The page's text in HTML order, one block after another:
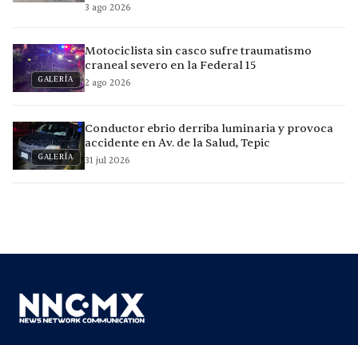
3 ago 2026
GALERÍA
Motociclista sin casco sufre traumatismo
craneal severo en la Federal 15
2 ago 2026
GALERÍA
Conductor ebrio derriba luminaria y provoca
accidente en Av. de la Salud, Tepic
31 jul 2026